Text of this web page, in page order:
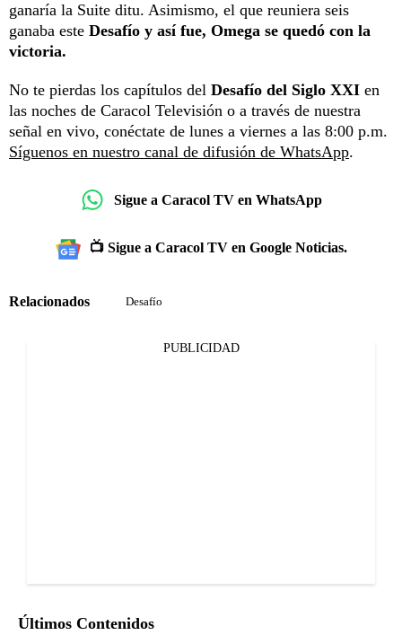
ganaría la Suite ditu. Asimismo, el que reuniera seis
ganaba este Desafío y así fue, Omega se quedó con la
victoria.
No te pierdas los capítulos del Desafío del Siglo XXI en
las noches de Caracol Televisión o a través de nuestra
señal en vivo, conéctate de lunes a viernes a las 8:00 p.m.
Síguenos en nuestro canal de difusión de WhatsApp.
Sigue a Caracol TV en WhatsApp
📺 Sigue a Caracol TV en Google Noticias.
Relacionados Desafío
PUBLICIDAD
Últimos Contenidos